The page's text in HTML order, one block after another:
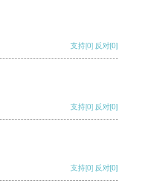
支持[0] 反对[0]
支持[0] 反对[0]
支持[0] 反对[0]